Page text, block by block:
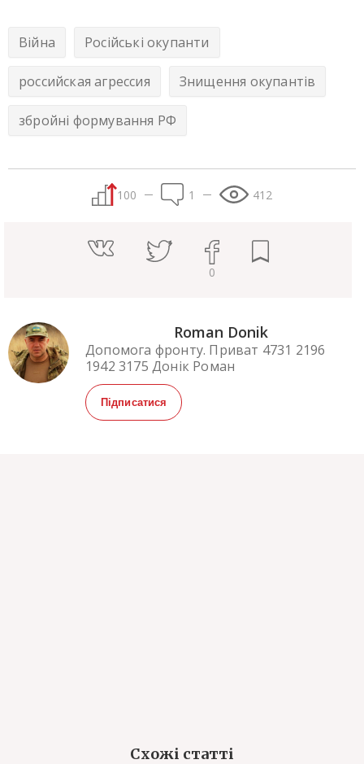
Війна Російські окупанти
российская агрессия Знищення окупантів
збройні формування РФ
100 1 412
0
Roman Donik
Допомога фронту. Приват 4731 2196
1942 3175 Донік Роман
Підписатися
Схожі статті